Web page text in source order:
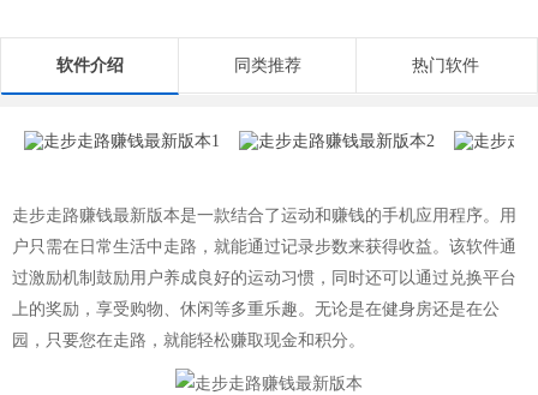
软件介绍 同类推荐 热门软件
走步走路赚钱最新版本是一款结合了运动和赚钱的手机应用程序。用
户只需在日常生活中走路，就能通过记录步数来获得收益。该软件通
过激励机制鼓励用户养成良好的运动习惯，同时还可以通过兑换平台
上的奖励，享受购物、休闲等多重乐趣。无论是在健身房还是在公
园，只要您在走路，就能轻松赚取现金和积分。